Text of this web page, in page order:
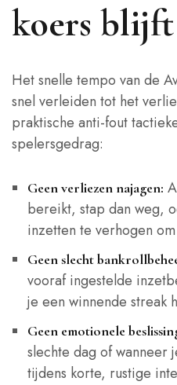
koers blijft
Het snelle tempo van de
snel verleiden tot het
praktische anti‑fout
spelersgedrag:
Geen verliezen najagen:
bereikt, stap dan weg,
inzetten te verhogen
Geen slecht
vooraf ingestelde
je een winnende streak
Geen emotionele
slechte dag of wanneer
tijdens korte, rustige